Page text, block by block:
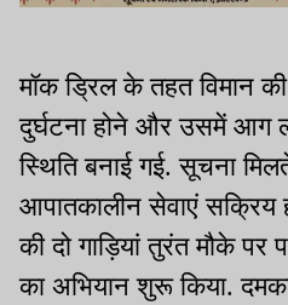
मॉक ड्रिल के तहत विमान
दुर्घटना होने और उसमें आग
स्थिति बनाई गई. सूचना
आपातकालीन सेवाएं सक्रिय
की दो गाड़ियां तुरंत मौके
का अभियान शुरू किया.